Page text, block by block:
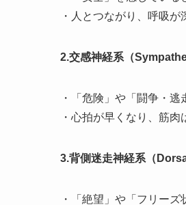
・人とつながり、呼吸
2.交感神経系（
・「危険」や「闘争・
・心拍が早くなり、筋
3.背側迷走神経系（
・「絶望」や「フリー